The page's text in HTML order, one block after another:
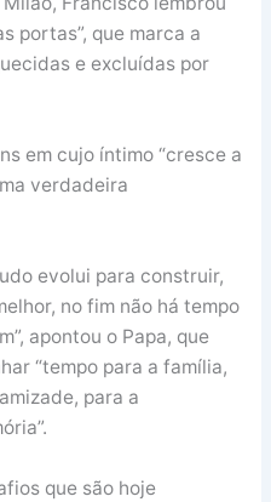
portas”, que marca a
e excluídas por
em cujo íntimo “cresce a
verdadeira
evolui para construir,
no fim não há tempo
apontou o Papa, que
“tempo para a família,
para a
que são hoje